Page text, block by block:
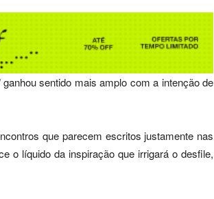
sentido mais amplo com a intenção de
que parecem escritos justamente nas
o líquido da inspiração que irrigará o desfile,